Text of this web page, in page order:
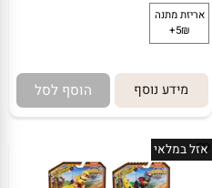
₪299.90
₪ 249